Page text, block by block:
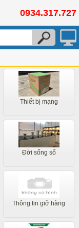
0934.317.727
Thiết bị mạng
Đời sống số
Thông tin giở hàng